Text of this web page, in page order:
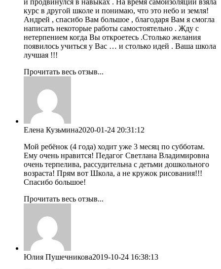
и продвинулся в навыках . На время самоизоляции взяла
курс в другой школе и понимаю, что это небо и земля!
Андрей , спасибо Вам большое , благодаря Вам я смогла
написать некоторые работы самостоятельно . Жду с
нетерпением когда Вы откроетесь .Столько желания
появилось учиться у Вас … и столько идей . Ваша школа
лучшая !!!
Прочитать весь отзыв...
Елена Кузьмина2020-01-24 20:31:12
Мой ребёнок (4 года) ходит уже 3 месяц по субботам.
Ему очень нравится! Педагог Светлана Владимировна
очень терпелива, рассудительна с детьми дошкольного
возраста! Прям вот Школа, а не кружок рисования!!!
Спасибо большое!
Прочитать весь отзыв...
Юлия Пушечникова2019-10-24 16:38:13